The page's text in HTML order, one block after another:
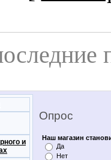
и
Опрос
Наш магазин
Да
Нет